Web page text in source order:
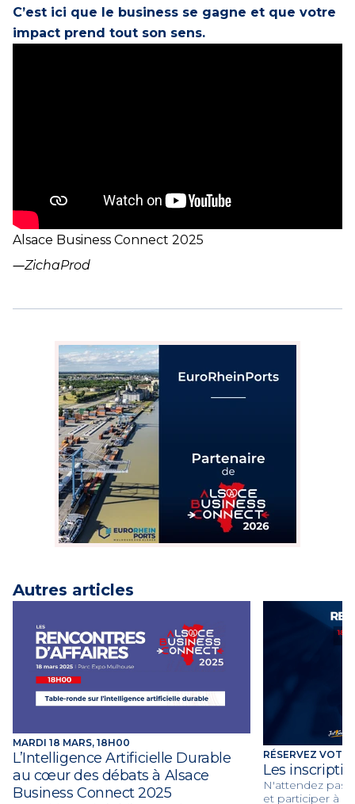
C’est ici que le business se gagne et que votre
impact prend tout son sens.
Alsace Business Connect 2025
―ZichaProd
Autres articles
MARDI 18 MARS, 18H00
L’Intelligence Artificielle Durable
au cœur des débats à Alsace
Business Connect 2025
RÉSERVEZ
Les
N'attendez pas
et participer à